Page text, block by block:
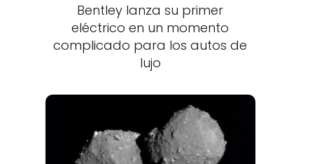
Bentley lanza su primer
eléctrico en un momento
complicado para los autos de
lujo